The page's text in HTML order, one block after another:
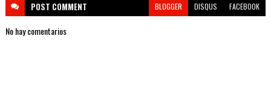
POST COMMENT BLOGGER DISQUS FACEBOOK
No hay comentarios